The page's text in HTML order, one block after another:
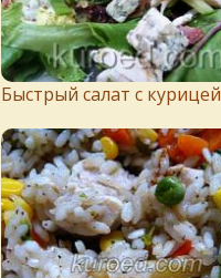
Быстрый салат с курицей